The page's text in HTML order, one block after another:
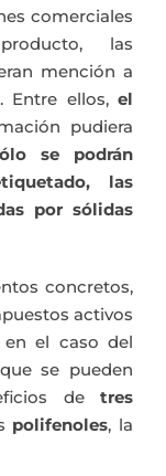
comerciales
las
mención a
Entre ellos, el
pudiera
se podrán
las
por sólidas
concretos,
activos
en el caso del
se pueden
de tres
polifenoles, la